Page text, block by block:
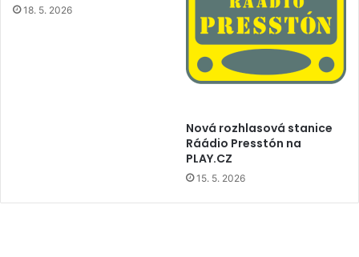
18. 5. 2026
Nová rozhlasová stanice
Ráádio Presstón na
PLAY.CZ
15. 5. 2026